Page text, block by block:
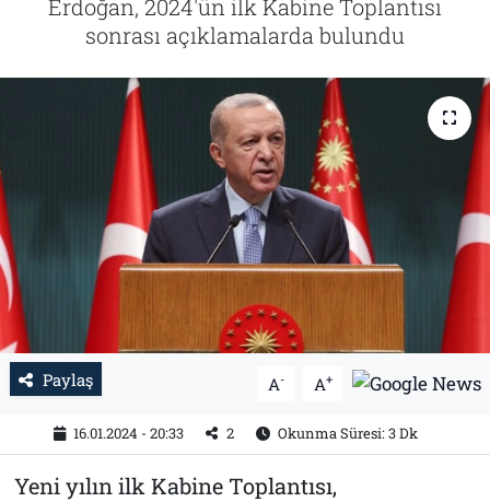
Erdoğan, 2024'ün ilk Kabine Toplantısı
sonrası açıklamalarda bulundu
Paylaş A- A+
16.01.2024 - 20:33 2 Okunma Süresi: 3 Dk
Yeni yılın ilk Kabine Toplantısı,
Tarih
İletişim